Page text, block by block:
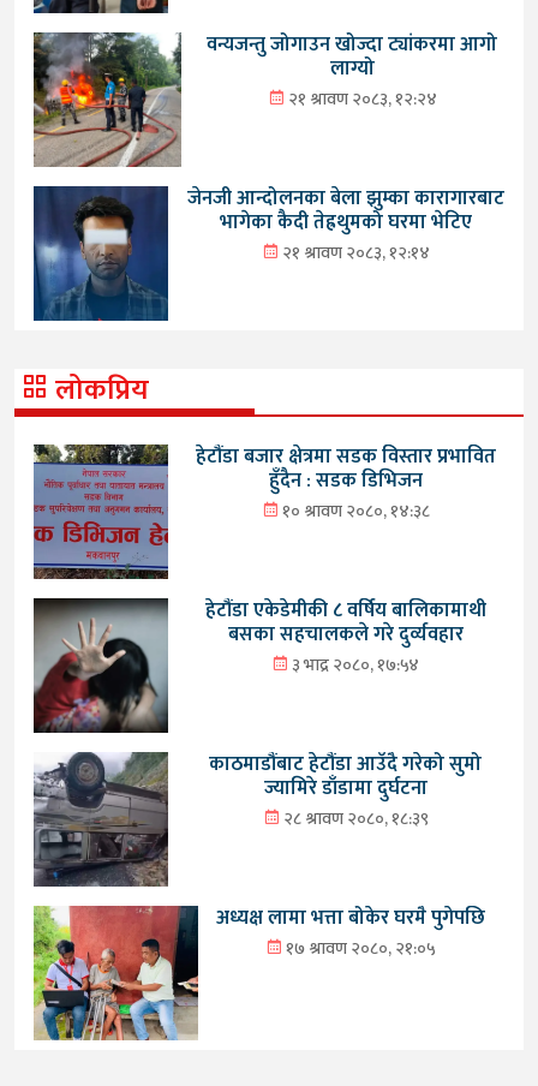
वन्यजन्तु जोगाउन खोज्दा ट्यांकरमा आगो
लाग्यो
२१ श्रावण २०८३, १२:२४
जेनजी आन्दोलनका बेला झुम्का कारागारबाट
भागेका कैदी तेह्रथुमको घरमा भेटिए
२१ श्रावण २०८३, १२:१४
लोकप्रिय
हेटौंडा बजार क्षेत्रमा सडक विस्तार प्रभावित
हुँदैन : सडक डिभिजन
१० श्रावण २०८०, १४:३८
हेटौंडा एकेडेमीकी ८ वर्षिय बालिकामाथी
बसका सहचालकले गरे दुर्व्यवहार
३ भाद्र २०८०, १७:५४
काठमाडौंबाट हेटौंडा आउँदै गरेको सुमो
ज्यामिरे डाँडामा दुर्घटना
२८ श्रावण २०८०, १८:३९
अध्यक्ष लामा भत्ता बोकेर घरमै पुगेपछि
१७ श्रावण २०८०, २१:०५